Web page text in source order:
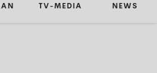
TV-MEDIA NEWS